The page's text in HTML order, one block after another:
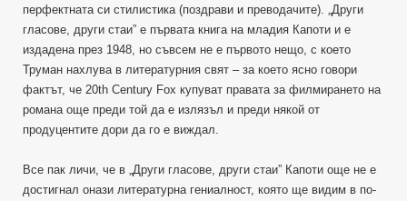
перфектната си стилистика (поздрави и преводачите). „Други
гласове, други стаи” е първата книга на младия Капоти и е
издадена през 1948, но съвсем не е първото нещо, с което
Труман нахлува в литературния свят – за което ясно говори
фактът, че 20th Century Fox купуват правата за филмирането на
романа още преди той да е излязъл и преди някой от
продуцентите дори да го е виждал.
Все пак личи, че в „Други гласове, други стаи” Капоти още не е
достигнал онази литературна гениалност, която ще видим в по-